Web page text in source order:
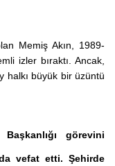
Memiş Akın, 1989-
izler bıraktı. Ancak,
halkı büyük bir üzüntü
görevini
vefat etti. Şehirde